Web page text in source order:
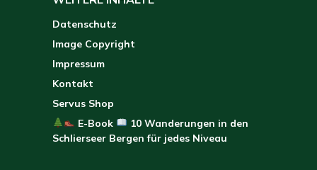
Datenschutz
Image Copyright
Impressum
Kontakt
Servus Shop
E-Book
10 Wanderungen in den
Schlierseer Bergen für jedes Niveau